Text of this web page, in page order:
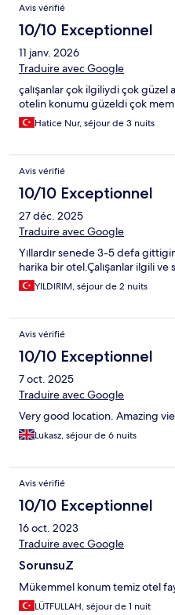
Avis vérifié
10/10 Exceptionnel
11 janv. 2026
Traduire avec Google
çalışanlar çok ilgiliydi çok güzel
otelin konumu güzeldi çok
Hatice Nur, séjour de 3 nuits
Avis vérifié
10/10 Exceptionnel
27 déc. 2025
Traduire avec Google
Yıllardır senede 3-5 defa
harika bir otel.Çalışanlar ilgili ve
YILDIRIM, séjour de 2 nuits
Avis vérifié
10/10 Exceptionnel
7 oct. 2025
Traduire avec Google
Very good location. Amazing
Lukasz, séjour de 6 nuits
Avis vérifié
10/10 Exceptionnel
16 oct. 2023
Traduire avec Google
SorunsuZ
Mükemmel konum temiz otel
LÜTFULLAH, séjour de 1 nuit